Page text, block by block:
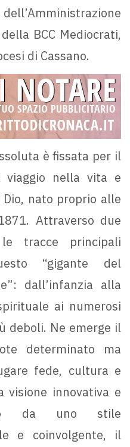
BCC Mediocrati,
di Cassano.
è fissata per il
nella vita e
Dio, nato proprio alle
Attraverso due
tracce principali
“gigante del
dall’infanzia alla
ai numerosi
deboli. Ne emerge il
determinato ma
fede, cultura e
visione innovativa e
da uno stile
e coinvolgente, il